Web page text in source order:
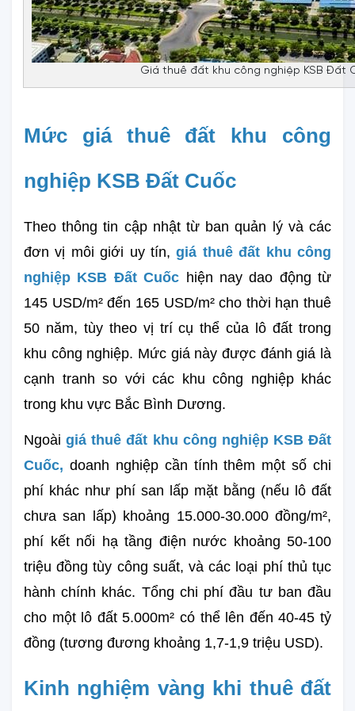
Giá thuê đất khu công nghiệp KSB Đất
Mức giá thuê đất khu công
nghiệp KSB Đất Cuốc
Theo thông tin cập nhật từ ban quản lý và các
đơn vị môi giới uy tín, giá thuê đất khu công
nghiệp KSB Đất Cuốc hiện nay dao động từ
145 USD/m² đến 165 USD/m² cho thời hạn thuê
50 năm, tùy theo vị trí cụ thể của lô đất trong
khu công nghiệp. Mức giá này được đánh giá là
cạnh tranh so với các khu công nghiệp khác
trong khu vực Bắc Bình Dương.
Ngoài giá thuê đất khu công nghiệp KSB Đất
Cuốc, doanh nghiệp cần tính thêm một số chi
phí khác như phí san lấp mặt bằng (nếu lô đất
chưa san lấp) khoảng 15.000-30.000 đồng/m²,
phí kết nối hạ tầng điện nước khoảng 50-100
triệu đồng tùy công suất, và các loại phí thủ tục
hành chính khác. Tổng chi phí đầu tư ban đầu
cho một lô đất 5.000m² có thể lên đến 40-45 tỷ
đồng (tương đương khoảng 1,7-1,9 triệu USD).
Kinh nghiệm vàng khi thuê đất